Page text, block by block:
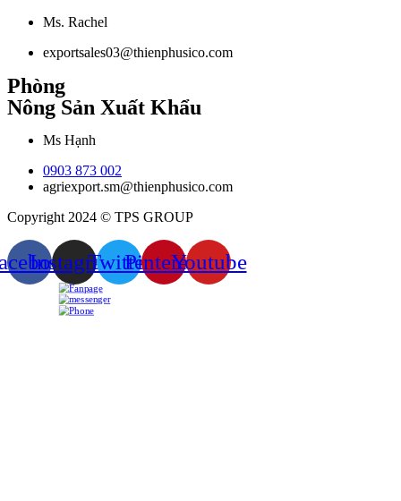
Ms. Rachel
exportsales03@thienphusico.com
Phòng
Nông Sản Xuất Khẩu
Ms Hạnh
0903 873 002
agriexport.sm@thienphusico.com
Copyright 2024 © TPS GROUP
InstagramTwitterPinterestYoutube